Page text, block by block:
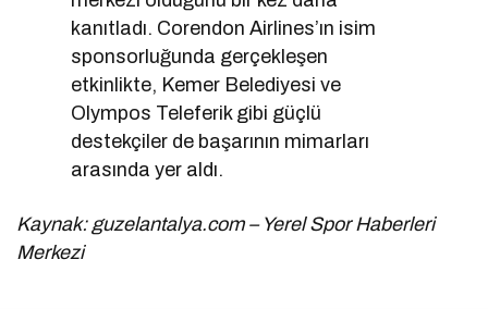
kanıtladı. Corendon Airlines’ın isim
sponsorluğunda gerçekleşen
etkinlikte, Kemer Belediyesi ve
Olympos Teleferik gibi güçlü
destekçiler de başarının mimarları
arasında yer aldı.
Kaynak: guzelantalya.com – Yerel Spor Haberleri
Merkezi